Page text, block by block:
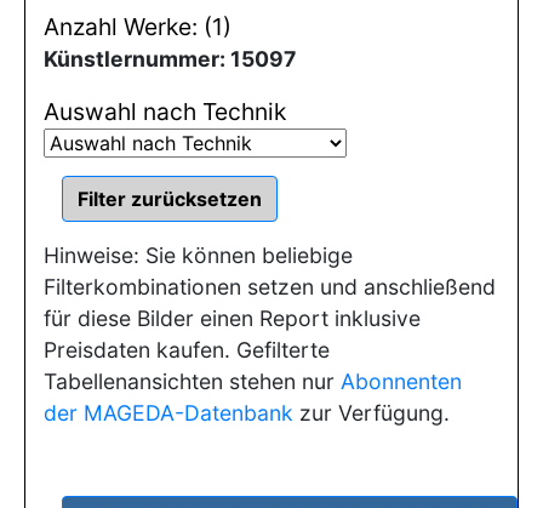
Anzahl Werke: (1)
Künstlernummer: 15097
Auswahl nach Technik
Hinweise: Sie können beliebige
Filterkombinationen setzen und anschließend
für diese Bilder einen Report inklusive
Preisdaten kaufen. Gefilterte
Tabellenansichten stehen nur Abonnenten
der MAGEDA-Datenbank zur Verfügung.